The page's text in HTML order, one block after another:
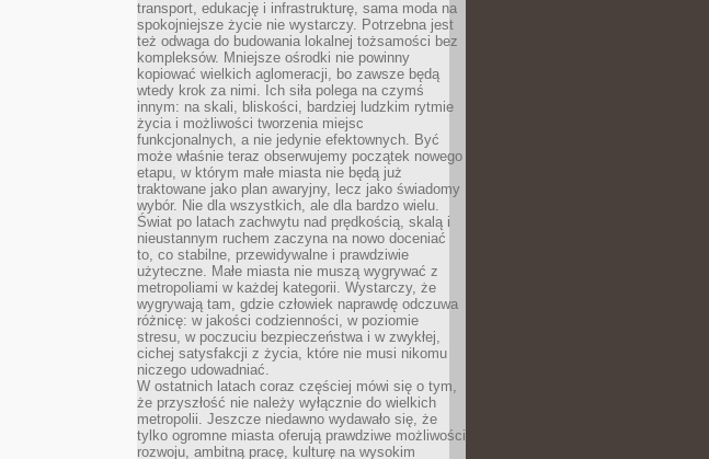
transport, edukację i infrastrukturę, sama moda na
spokojniejsze życie nie wystarczy. Potrzebna jest
też odwaga do budowania lokalnej tożsamości bez
kompleksów. Mniejsze ośrodki nie powinny
kopiować wielkich aglomeracji, bo zawsze będą
wtedy krok za nimi. Ich siła polega na czymś
innym: na skali, bliskości, bardziej ludzkim rytmie
życia i możliwości tworzenia miejsc
funkcjonalnych, a nie jedynie efektownych. Być
może właśnie teraz obserwujemy początek nowego
etapu, w którym małe miasta nie będą już
traktowane jako plan awaryjny, lecz jako świadomy
wybór. Nie dla wszystkich, ale dla bardzo wielu.
Świat po latach zachwytu nad prędkością, skalą i
nieustannym ruchem zaczyna na nowo doceniać
to, co stabilne, przewidywalne i prawdziwie
użyteczne. Małe miasta nie muszą wygrywać z
metropoliami w każdej kategorii. Wystarczy, że
wygrywają tam, gdzie człowiek naprawdę odczuwa
różnicę: w jakości codzienności, w poziomie
stresu, w poczuciu bezpieczeństwa i w zwykłej,
cichej satysfakcji z życia, które nie musi nikomu
niczego udowadniać.
W ostatnich latach coraz częściej mówi się o tym,
że przyszłość nie należy wyłącznie do wielkich
metropolii. Jeszcze niedawno wydawało się, że
tylko ogromne miasta oferują prawdziwe możliwości
rozwoju, ambitną pracę, kulturę na wysokim